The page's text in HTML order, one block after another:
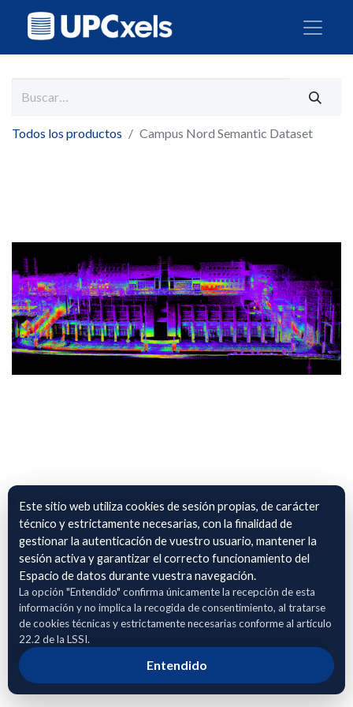
Todos los productos Campus Nord Semantic Dataset
Campus Nord Semantic Dataset
Nubes de puntos 3D semánticas capturadas por el robot
ONA en el campus universitario de la UPC (Campus Norte,
Barcelona), procesadas y transformadas al marco de
odometría global. Incluye mapa global acumulado y frames
individuales con trayectoria sincronizada.
Adhierete para solicitar acceso
Este sitio web utiliza cookies de sesión propias, de carácter
técnico y estrictamente necesarias, con la finalidad de
gestionar la autenticación de vuestro usuario, mantener la
sesión activa y garantizar el correcto funcionamiento del
Espacio de datos durante vuestra navegación.
La opción "Entendido" confirma únicamente la recepción de esta
información y no implica la recogida de consentimiento, al tratarse
de cookies técnicas y estrictamente necesarias conforme al artículo
22.2 de la LSSI.
Entendido